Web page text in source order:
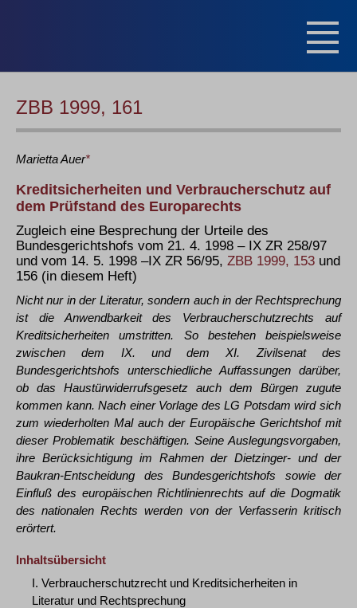
ZBB 1999, 161
MariettaAuer*
Kreditsicherheiten und Verbraucherschutz auf
dem Prüfstand des Europarechts
Zugleich eine Besprechung der Urteile des
Bundesgerichtshofs vom 21. 4. 1998 – IX ZR 258/97
und vom 14. 5. 1998 –IX ZR 56/95, ZBB 1999, 153 und
156 (in diesem Heft)
Nicht nur in der Literatur, sondern auch in der Rechtsprechung
ist die Anwendbarkeit des Verbraucherschutzrechts auf
Kreditsicherheiten umstritten. So bestehen beispielsweise
zwischen dem IX. und dem XI. Zivilsenat des
Bundesgerichtshofs unterschiedliche Auffassungen darüber,
ob das Haustürwiderrufsgesetz auch dem Bürgen zugute
kommen kann. Nach einer Vorlage des LG Potsdam wird sich
zum wiederholten Mal auch der Europäische Gerichtshof mit
dieser Problematik beschäftigen. Seine Auslegungsvorgaben,
ihre Berücksichtigung im Rahmen der Dietzinger- und der
Baukran-Entscheidung des Bundesgerichtshofs sowie der
Einfluß des europäischen Richtlinienrechts auf die Dogmatik
des nationalen Rechts werden von der Verfasserin kritisch
erörtert.
Inhaltsübersicht
I. Verbraucherschutzrecht und Kreditsicherheiten in
Literatur und Rechtsprechung